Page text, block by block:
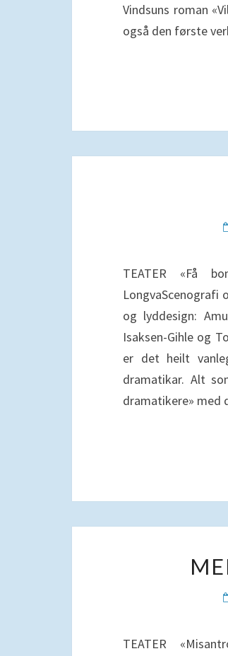
Vindsuns roman
også den første
TEATER «Få
LongvaScenografi
og lyddesign:
Isaksen-Gihle og
er det heilt
dramatikar. Alt
dramatikere» med
TEATER